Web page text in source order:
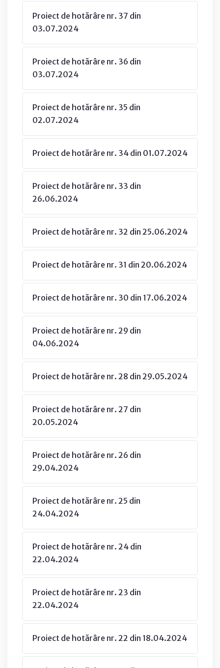
Proiect de hotărâre nr. 37 din
03.07.2024
Proiect de hotărâre nr. 36 din
03.07.2024
Proiect de hotărâre nr. 35 din
02.07.2024
Proiect de hotărâre nr. 34 din 01.07.2024
Proiect de hotărâre nr. 33 din
26.06.2024
Proiect de hotărâre nr. 32 din 25.06.2024
Proiect de hotărâre nr. 31 din 20.06.2024
Proiect de hotărâre nr. 30 din 17.06.2024
Proiect de hotărâre nr. 29 din
04.06.2024
Proiect de hotărâre nr. 28 din 29.05.2024
Proiect de hotărâre nr. 27 din
20.05.2024
Proiect de hotărâre nr. 26 din
29.04.2024
Proiect de hotărâre nr. 25 din
24.04.2024
Proiect de hotărâre nr. 24 din
22.04.2024
Proiect de hotărâre nr. 23 din
22.04.2024
Proiect de hotărâre nr. 22 din 18.04.2024